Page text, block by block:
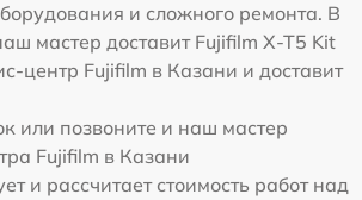
и сложного ремонта. В
мастер доставит Fujifilm X-T5 Kit
центр Fujifilm в Казани и доставит
или позвоните и наш мастер
Fujifilm в Казани
и рассчитает стоимость работ над